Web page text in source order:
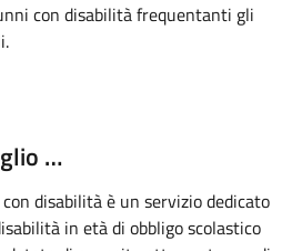
con disabilità frequentanti gli
…
disabilità è un servizio dedicato
in età di obbligo scolastico